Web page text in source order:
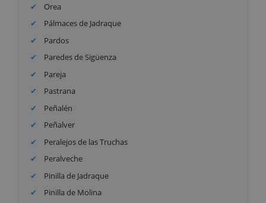
Orea
Pálmaces de Jadraque
Pardos
Paredes de Sigüenza
Pareja
Pastrana
Peñalén
Peñalver
Peralejos de las Truchas
Peralveche
Pinilla de Jadraque
Pinilla de Molina